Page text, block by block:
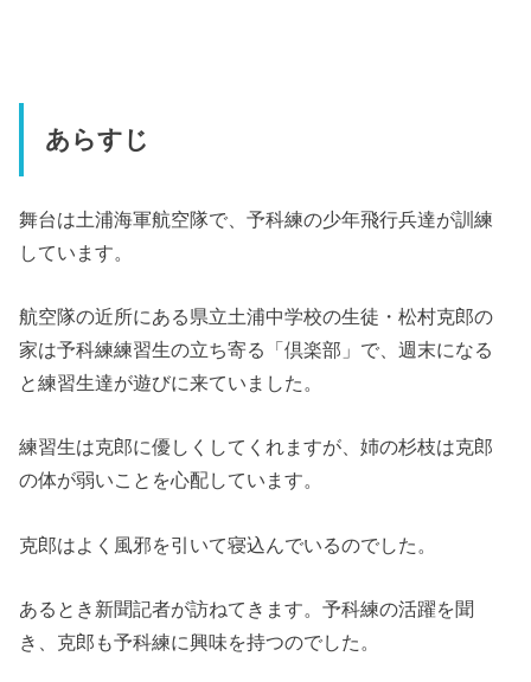
あらすじ
舞台は土浦海軍航空隊で、予科練の少年飛行兵達が訓練
しています。
航空隊の近所にある県立土浦中学校の生徒・松村克郎の
家は予科練練習生の立ち寄る「倶楽部」で、週末になる
と練習生達が遊びに来ていました。
練習生は克郎に優しくしてくれますが、姉の杉枝は克郎
の体が弱いことを心配しています。
克郎はよく風邪を引いて寝込んでいるのでした。
あるとき新聞記者が訪ねてきます。予科練の活躍を聞
き、克郎も予科練に興味を持つのでした。